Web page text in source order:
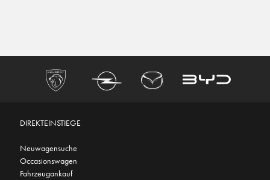
DIREKTEINSTIEGE
Neuwagensuche
Occasionswagen
Fahrzeugankauf